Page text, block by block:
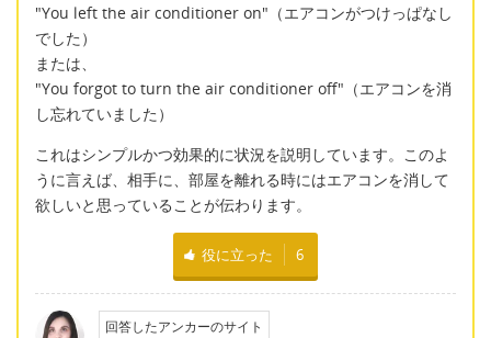
"You left the air conditioner on"（エアコンがつけっぱなし
でした）
または、
"You forgot to turn the air conditioner off"（エアコンを消
し忘れていました）
これはシンプルかつ効果的に状況を説明しています。このよ
うに言えば、相手に、部屋を離れる時にはエアコンを消して
欲しいと思っていることが伝わります。
役に立った 6
回答したアンカーのサイト